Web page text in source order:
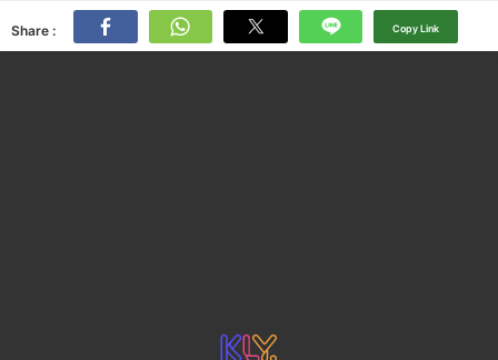
Share : Copy Link